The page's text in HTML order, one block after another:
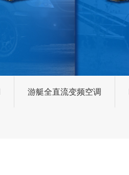
游艇全直流变频空调